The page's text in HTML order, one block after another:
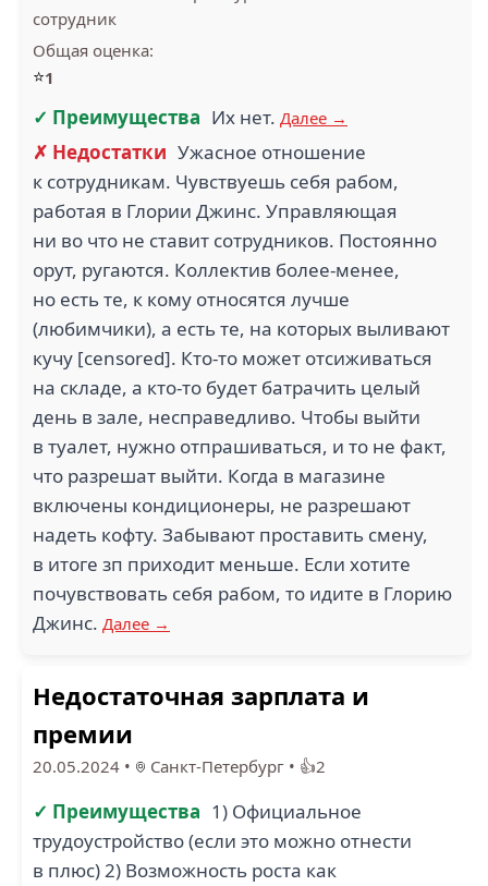
сотрудник
Общая оценка:
⭐1
✓ Преимущества Их нет. Далее →
✗ Недостатки Ужасное отношение
к сотрудникам. Чувствуешь себя рабом,
работая в Глории Джинс. Управляющая
ни во что не ставит сотрудников. Постоянно
орут, ругаются. Коллектив более-менее,
но есть те, к кому относятся лучше
(любимчики), а есть те, на которых выливают
кучу [censored]. Кто-то может отсиживаться
на складе, а кто-то будет батрачить целый
день в зале, несправедливо. Чтобы выйти
в туалет, нужно отпрашиваться, и то не факт,
что разрешат выйти. Когда в магазине
включены кондиционеры, не разрешают
надеть кофту. Забывают проставить смену,
в итоге зп приходит меньше. Если хотите
почувствовать себя рабом, то идите в Глорию
Джинс. Далее →
Недостаточная зарплата и
премии
20.05.2024 • Санкт-Петербург • 👍2
✓ Преимущества 1) Официальное
трудоустройство (если это можно отнести
в плюс) 2) Возможность роста как